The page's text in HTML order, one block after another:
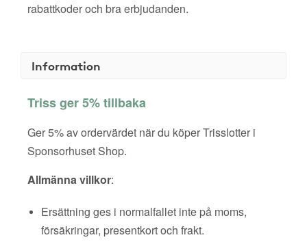
rabattkoder och bra erbjudanden.
Information
Triss ger 5% tillbaka
Ger 5% av ordervärdet när du köper Trisslotter i
Sponsorhuset Shop.
Allmänna villkor:
Ersättning ges i normalfallet inte på moms,
försäkringar, presentkort och frakt.